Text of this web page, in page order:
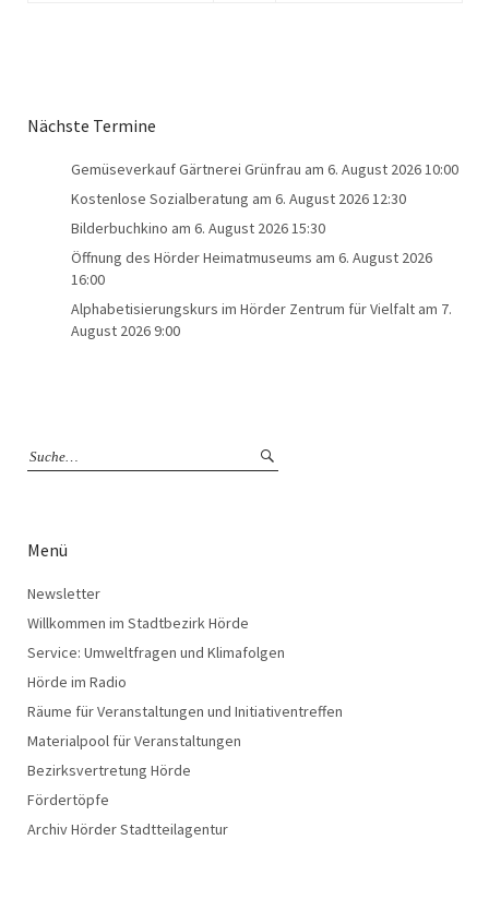
Nächste Termine
Gemüseverkauf Gärtnerei Grünfrau am 6. August 2026 10:00
Kostenlose Sozialberatung am 6. August 2026 12:30
Bilderbuchkino am 6. August 2026 15:30
Öffnung des Hörder Heimatmuseums am 6. August 2026
16:00
Alphabetisierungskurs im Hörder Zentrum für Vielfalt am 7.
August 2026 9:00
Menü
Newsletter
Willkommen im Stadtbezirk Hörde
Service: Umweltfragen und Klimafolgen
Hörde im Radio
Räume für Veranstaltungen und Initiativentreffen
Materialpool für Veranstaltungen
Bezirksvertretung Hörde
Fördertöpfe
Archiv Hörder Stadtteilagentur